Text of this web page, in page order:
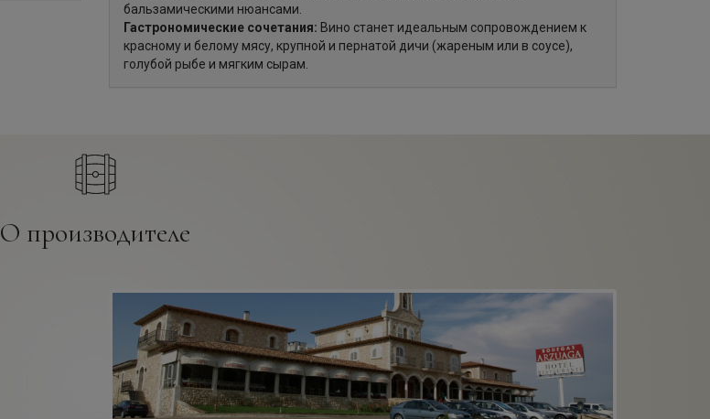
бальзамическими нюансами.
Гастрономические сочетания: Вино станет идеальным сопровождением к
красному и белому мясу, крупной и пернатой дичи (жареным или в соусе),
голубой рыбе и мягким сырам.
О производителе